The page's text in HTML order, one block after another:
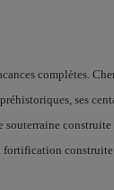
complètes.
ses
souterraine
fortification construite